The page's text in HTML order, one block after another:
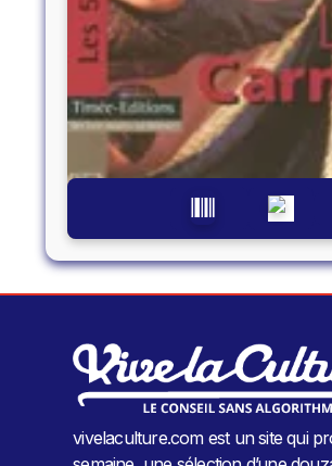
vivelaculture.com est un site qui